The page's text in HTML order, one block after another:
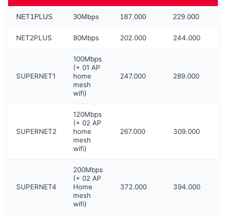
NET1PLUS 30Mbps 187.000 229.000
NET2PLUS 80Mbps 202.000 244.000
SUPERNET1
100Mbps
(+ 01 AP
home
mesh
wifi)
247.000 289.000
SUPERNET2
120Mbps
(+ 02 AP
home
mesh
wifi)
267.000 309.000
SUPERNET4
200Mbps
(+ 02 AP
Home
mesh
wifi)
372.000 394.000